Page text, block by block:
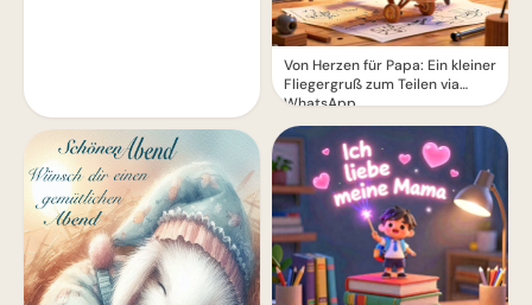
Von Herzen für Papa: Ein kleiner
Fliegergruß zum Teilen via
WhatsApp